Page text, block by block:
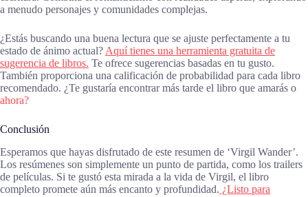
a menudo personajes y comunidades complejas.
¿Estás buscando una buena lectura que se ajuste perfectamente a tu
estado de ánimo actual? Aquí tienes una herramienta gratuita de
sugerencia de libros. Te ofrece sugerencias basadas en tu gusto.
También proporciona una calificación de probabilidad para cada libro
recomendado. ¿Te gustaría encontrar más tarde el libro que amarás o
ahora?
Conclusión
Esperamos que hayas disfrutado de este resumen de ‘Virgil Wander’.
Los resúmenes son simplemente un punto de partida, como los trailers
de películas. Si te gustó esta mirada a la vida de Virgil, el libro
completo promete aún más encanto y profundidad. ¿Listo para